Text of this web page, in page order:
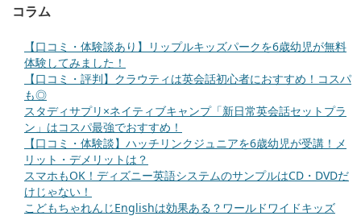
コラム
【口コミ・体験談あり】リップルキッズパークを6歳幼児が無料
体験してみました！
【口コミ・評判】クラウティは英会話初心者におすすめ！コスパ
も◎
スタディサプリ×ネイティブキャンプ「新日常英会話セットプラ
ン」はコスパ最強でおすすめ！
【口コミ・体験談】ハッチリンクジュニアを6歳幼児が受講！メ
リット・デメリットは？
スマホもOK！ディズニー英語システムのサンプルはCD・DVDだ
けじゃない！
こどもちゃれんじEnglishは効果ある？ワールドワイドキッズ